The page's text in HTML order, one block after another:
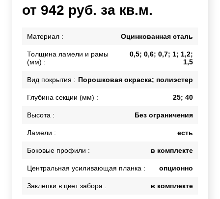
от 942 руб. за кв.м.
Материал : Оцинкованная сталь
Толщина ламели и рамы
(мм) :
0,5; 0,6; 0,7; 1; 1,2;
1,5
Вид покрытия : Порошковая окраска; полиэстер
Глубина секции (мм) : 25; 40
Высота : Без ограничения
Ламели : есть
Боковые профили : в комплекте
Центральная усиливающая планка : опционно
Заклепки в цвет забора : в комплекте